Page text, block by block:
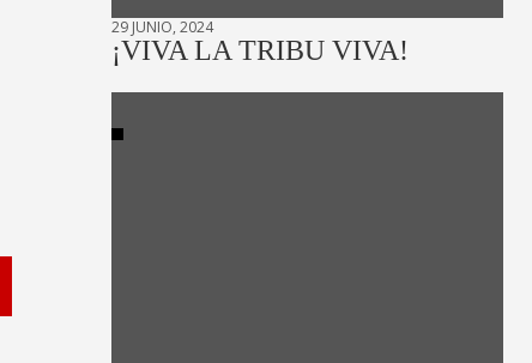
29 JUNIO, 2024
¡VIVA LA TRIBU VIVA!